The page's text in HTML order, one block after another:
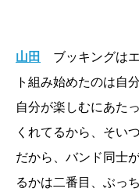
山田
ブッキングは
ト組み始めたのは自
自分が楽しむにあた
くれてるから、そい
だから、バンド同士
るかは二番目、ぶっ